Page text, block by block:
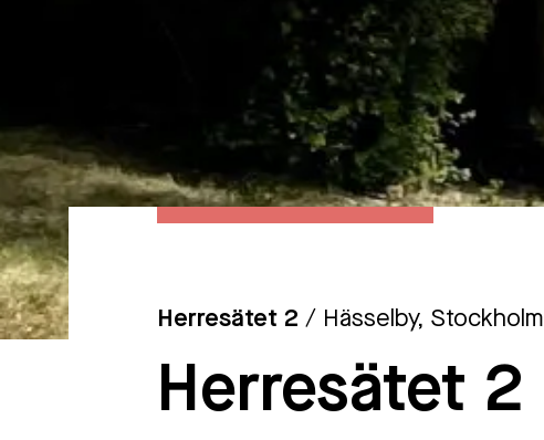
Herresätet 2 / Hässelby, Stockholm
Herresätet 2